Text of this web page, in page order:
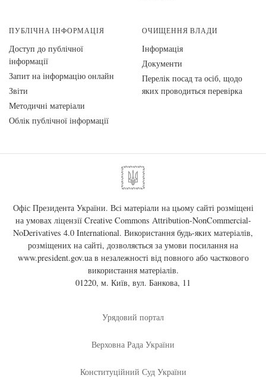
ПУБЛІЧНА ІНФОРМАЦІЯ
Доступ до публічної
інформації
Запит на інформацію онлайн
Звіти
Методичні матеріали
Облік публічної інформації
ОЧИЩЕННЯ ВЛАДИ
Інформація
Документи
Перелік посад та осіб, щодо
яких проводиться перевірка
Офіс Президента України. Всі матеріали на цьому сайті розміщені
на умовах ліцензії Creative Commons Attribution-NonCommercial-
NoDerivatives 4.0 International. Використання будь-яких матеріалів,
розміщених на сайті, дозволяється за умови посилання на
www.president.gov.uaв незалежності від повного або часткового
використання матеріалів.
01220, м. Київ, вул. Банкова, 11
Урядовий портал
Верховна Рада України
Конституційний Суд України